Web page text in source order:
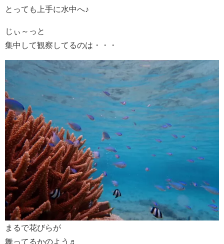
とっても上手に水中へ♪
じぃ～っと
集中して観察してるのは・・・
まるで花びらが
舞ってるかのよう♬